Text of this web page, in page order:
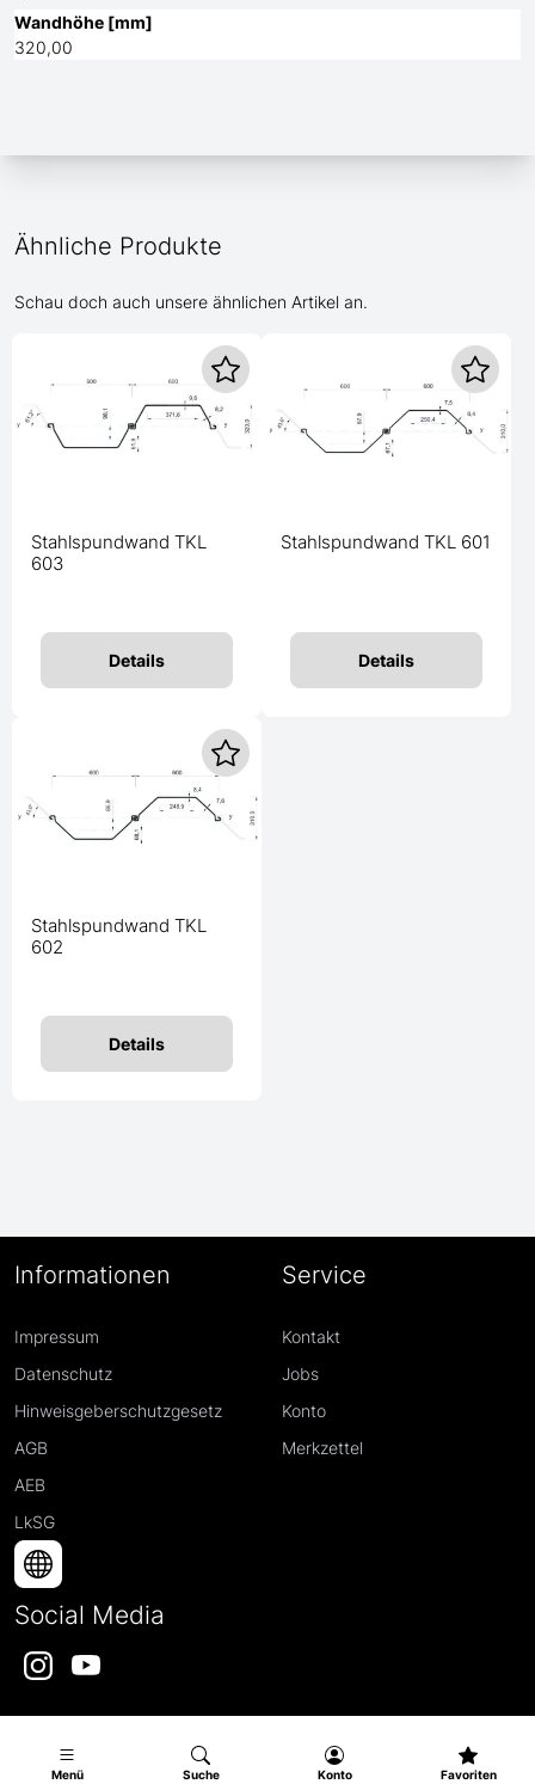
Menü Suche Konto Favoriten
Wandhöhe [mm]
320,00
Ähnliche Produkte
Schau doch auch unsere ähnlichen Artikel an.
Stahlspundwand TKL
603
Details
Stahlspundwand TKL 601
Details
Stahlspundwand TKL
602
Details
Informationen
Impressum
Datenschutz
Hinweisgeberschutzgesetz
AGB
AEB
LkSG
Service
Kontakt
Jobs
Konto
Merkzettel
Social Media
InstagramYouTube